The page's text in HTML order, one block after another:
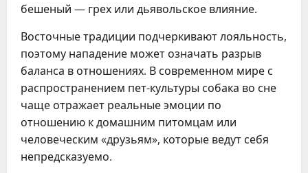
бешеный — грех или дьявольское влияние.
Восточные традиции подчеркивают лояльность,
поэтому нападение может означать разрыв
баланса в отношениях. В современном мире с
распространением пет-культуры собака во сне
чаще отражает реальные эмоции по
отношению к домашним питомцам или
человеческим «друзьям», которые ведут себя
непредсказуемо.